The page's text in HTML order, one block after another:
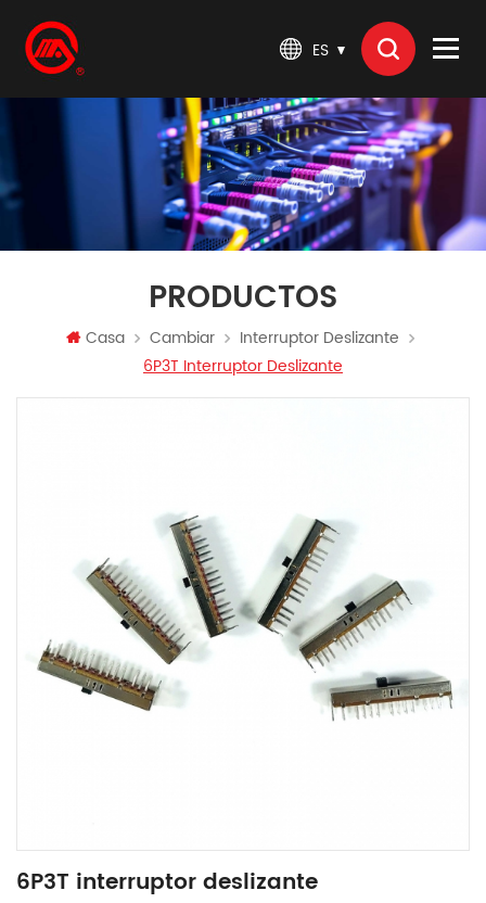
ES
PRODUCTOS
Casa Cambiar
Interruptor Deslizante
6P3T Interruptor Deslizante
6P3T interruptor deslizante